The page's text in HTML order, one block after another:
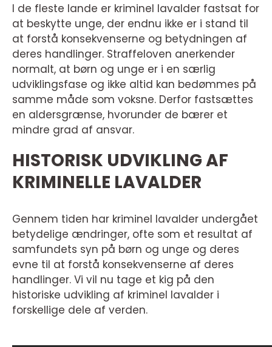
I de fleste lande er kriminel lavalder fastsat for
at beskytte unge, der endnu ikke er i stand til
at forstå konsekvenserne og betydningen af
deres handlinger. Straffeloven anerkender
normalt, at børn og unge er i en særlig
udviklingsfase og ikke altid kan bedømmes på
samme måde som voksne. Derfor fastsættes
en aldersgrænse, hvorunder de bærer et
mindre grad af ansvar.
HISTORISK UDVIKLING AF
KRIMINELLE LAVALDER
Gennem tiden har kriminel lavalder undergået
betydelige ændringer, ofte som et resultat af
samfundets syn på børn og unge og deres
evne til at forstå konsekvenserne af deres
handlinger. Vi vil nu tage et kig på den
historiske udvikling af kriminel lavalder i
forskellige dele af verden.